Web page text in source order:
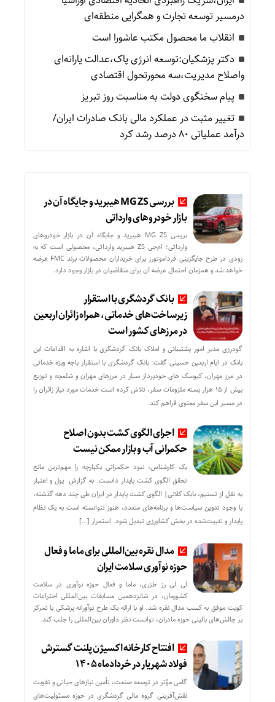
درمسیر توسعه تجارت و همگرایی منطقه‌ای
انقلاب ما محصول مکتب عاشورا است
دکتر پزشکیان:توسعه انرژی پاک،عدالت یارانه‌ای
واصلاح مدیریت،سه محورتحول اقتصادی
پیام سخنگوی دولت به مناسبت روز تبریز
تغییر مثبت در عملکرد مالی بانک صادرات ایران/
درآمد عملیاتی 80 درصد رشد کرد
بررسی MG ZS هیبرید و جایگاه آن در
بازار خودروهای وارداتی
بررسی MG ZS هیبرید و جایگاه آن در بازار خودروهای
وارداتی؛ ام‌جی ZS هیبرید وارداتی، محصولی است که به
زودی در طرح جایگزینی فرداموتورز برای خریداران محصولات برند FMC عرضه
خواهد شد و همزمان احتمال عرضه آن برای متقاضیان در بازار وجود دارد.
بانک گردشگری با استقرار
زیرساخت‌های خدماتی، همراه زائران اربعین
در مرزهای کشور است
گودرزی مدیر امور پشتیبانی و املاک بانک گردشگری با اشاره به اقدامات این
بانک در ایام اربعین حسینی گفت: بانک گردشگری با استقرار باجه ویژه خدماتی
در مرز مهران، کیوسک های خودپرداز سیار در مرزهای مهران و شلمچه و توزیع
بیش از ۱۵ هزار بسته ملزومات سفر، تلاش کرده است خدمات مورد نیاز زائران را
در مسیر این سفر معنوی فراهم کند.
اجرای الگوی کشت بدون اصلاح
حکمرانی آب و بازار ممکن نیست
یک کارشناس، نبود حکمرانی یکپارچه را مهم‌ترین مانع
تحقق الگوی کشت پایدار دانست. به گزارش پول و اعتبار
به نقل از تسنیم، بابک کلانی| الگوی کشت پایدار در ایران طی چند دهه گذشته،
با وجود تدوین سیاست‌ها و برنامه‌های متعدد، هنوز نتوانسته است به یک نظام
پایدار و تثبیت‌شده در بخش کشاورزی تبدیل شود. استمرار […]
مدال نقره بین‌المللی برای ماما و فعال
حوزه نوآوری سلامت ایران
لی لی رز طزری، ماما و فعال حوزه نوآوری در سلامت
کشورمان، در شانزدهمین مسابقات بین‌المللی اختراعات
کویت موفق به کسب مدال نقره شد. او با ارائه یک طرح نوآورانه پزشکی با تمرکز
بر چالش‌های بالینی حوزه مادران، توانست نظر داوران بین‌المللی را جلب کند.
افتتاح کارخانه اکسیژن پلنت گسترش
فولاد شهریار در خردادماه ۱۴۰۵
گامی مؤثر در توسعه صنعت، تأمین نیازهای حیاتی و تقویت
نقش‌آفرینی گروه مالی گردشگری در حوزه مسئولیت‌های